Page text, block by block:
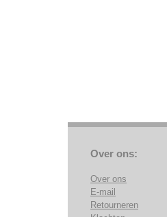
Over ons:
Over ons
E-mail
Retourneren